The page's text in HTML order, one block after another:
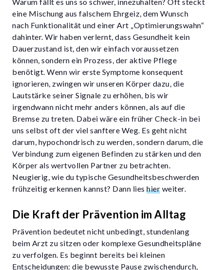
eine Mischung aus falschem Ehrgeiz, dem Wunsch
nach Funktionalität und einer Art „Optimierungswahn“
dahinter. Wir haben verlernt, dass Gesundheit kein
Dauerzustand ist, den wir einfach voraussetzen
können, sondern ein Prozess, der aktive Pflege
benötigt. Wenn wir erste Symptome konsequent
ignorieren, zwingen wir unseren Körper dazu, die
Lautstärke seiner Signale zu erhöhen, bis wir
irgendwann nicht mehr anders können, als auf die
Bremse zu treten. Dabei wäre ein früher Check-in bei
uns selbst oft der viel sanftere Weg. Es geht nicht
darum, hypochondrisch zu werden, sondern darum, die
Verbindung zum eigenen Befinden zu stärken und den
Körper als wertvollen Partner zu betrachten.
Neugierig, wie du typische Gesundheitsbeschwerden
frühzeitig erkennen kannst? Dann lies hier weiter.
Die Kraft der Prävention im Alltag
Prävention bedeutet nicht unbedingt, stundenlang
beim Arzt zu sitzen oder komplexe Gesundheitspläne
zu verfolgen. Es beginnt bereits bei kleinen
Entscheidungen: die bewusste Pause zwischendurch,